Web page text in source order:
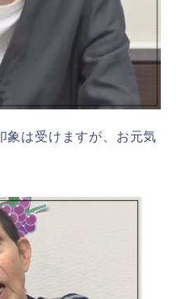
象は受けますが、お元気